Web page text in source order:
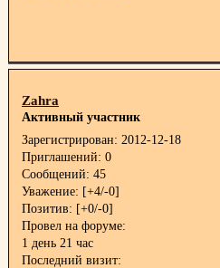
Zahra
Активный участник
Зарегистрирован: 2012-12-18
Приглашений: 0
Сообщений: 45
Уважение: [+4/-0]
Позитив: [+0/-0]
Провел на форуме:
1 день 21 час
Последний визит: